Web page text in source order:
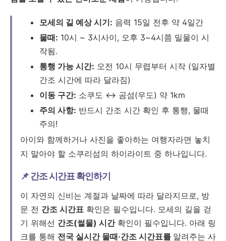
모세의 길 예상 시기: 음력 15일 전후 약 4일간
물때: 10시 ~ 3시사이, 오후 3~4시쯤 밀물이 시
작됨.
통행 가능 시간: 오전 10시 무렵부터 시작 (일자별
간조 시간에 따라 달라짐)
이동 구간: 소쿠도 ↔ 곰섬(우도) 약 1km
주의 사항: 반드시 간조 시간 확인 후 통행, 물때
주의!
아이와 함께하거나 사진을 좋아하는 여행자라면 놓치
지 말아야 할 소쿠리섬의 하이라이트 중 하나입니다.
📌 간조 시간표 확인하기
이 자연의 신비는 계절과 날짜에 따라 달라지므로, 방
문 전 간조 시간표 확인은 필수입니다. 모세의 길을 걷
기 위해선 간조(썰물) 시간확인이 필수입니다. 아래 링
크를 통해 전국 실시간 물때·간조 시간표를 알려주는 사